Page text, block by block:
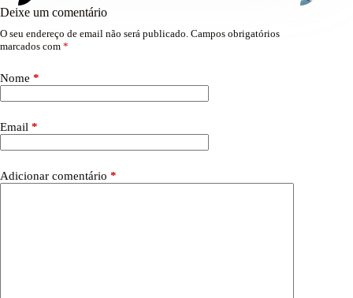
Deixe um comentário
O seu endereço de email não será publicado. Campos obrigatórios
marcados com *
Nome *
Email *
Adicionar comentário *